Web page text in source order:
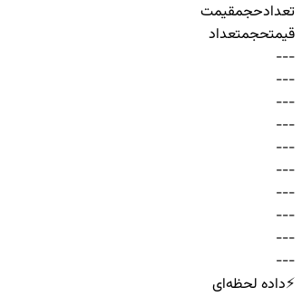
تعدادحجمقیمت
قیمتحجمتعداد
-
-
-
-
-
-
-
-
-
-
-
-
-
-
-
-
-
-
-
-
-
-
-
-
-
-
-
-
-
-
⚡داده لحظه‌ای